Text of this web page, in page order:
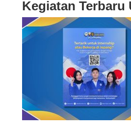
Kegiatan Terbaru